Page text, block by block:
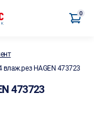
0
влаж.рез HAGEN 473723
473723